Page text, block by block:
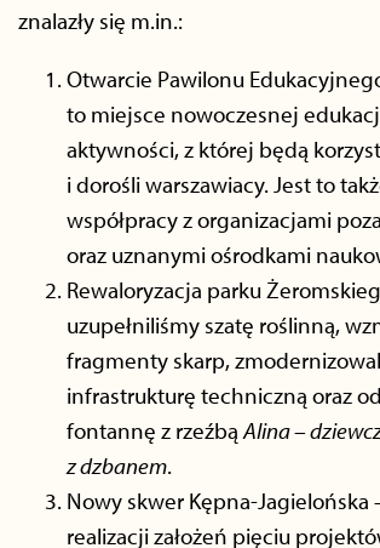
znalazły się m.in.:
Otwarcie Pawilonu
to miejsce nowoczesnej
aktywności, z której będą
i dorośli warszawiacy. Jest to
współpracy z organizacjami
oraz uznanymi ośrodkami
Rewaloryzacja parku
uzupełniliśmy szatę roślinną,
fragmenty skarp,
infrastrukturę techniczną oraz
fontannę z rzeźbąAlina –
z dzbanem.
Nowy skwer Kępna-Jagielońska
realizacji założeń pięciu